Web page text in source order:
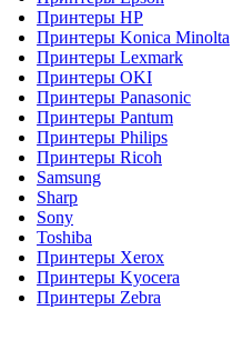
Принтеры HP
Принтеры Konica Minolta
Принтеры Lexmark
Принтеры OKI
Принтеры Panasonic
Принтеры Pantum
Принтеры Philips
Принтеры Ricoh
Samsung
Sharp
Sony
Toshiba
Принтеры Xerox
Принтеры Kyocera
Принтеры Zebra